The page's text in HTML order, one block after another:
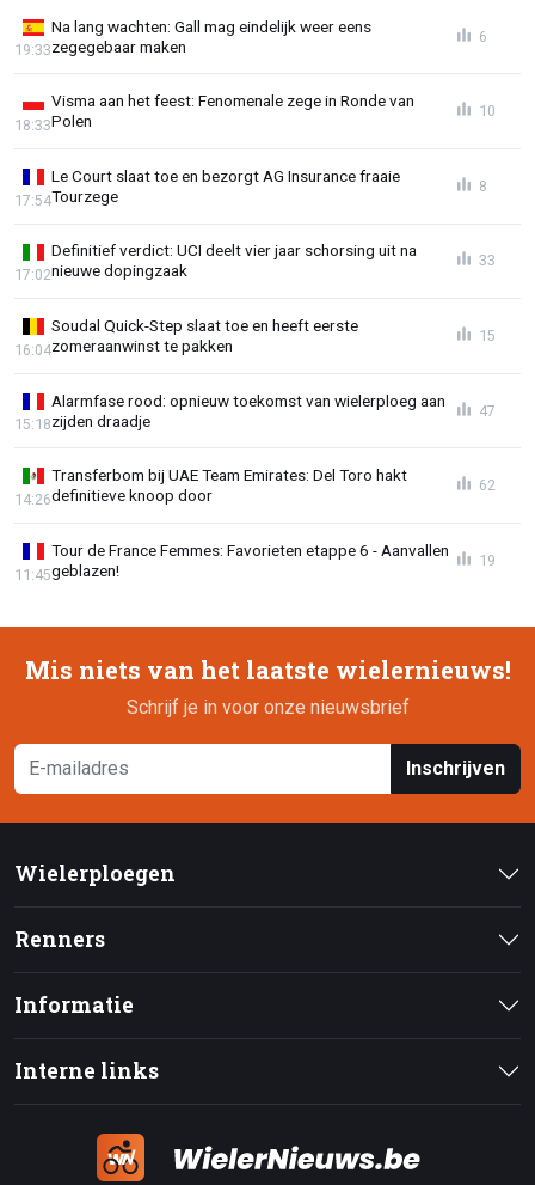
Na lang wachten: Gall mag eindelijk weer eens
zegegebaar maken
19:33
6
Visma aan het feest: Fenomenale zege in Ronde van
Polen
18:33
10
Le Court slaat toe en bezorgt AG Insurance fraaie
Tourzege
17:54
8
Definitief verdict: UCI deelt vier jaar schorsing uit na
nieuwe dopingzaak
17:02
33
Soudal Quick-Step slaat toe en heeft eerste
zomeraanwinst te pakken
16:04
15
Alarmfase rood: opnieuw toekomst van wielerploeg aan
zijden draadje
15:18
47
Transferbom bij UAE Team Emirates: Del Toro hakt
definitieve knoop door
14:26
62
Tour de France Femmes: Favorieten etappe 6 - Aanvallen
geblazen!
11:45
19
Mis niets van het laatste wielernieuws!
Schrijf je in voor onze nieuwsbrief
Inschrijven
Wielerploegen
Renners
Informatie
Interne links